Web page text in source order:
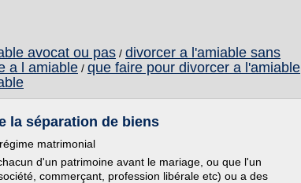
avocat ou pas / divorcer a l'amiable sans
a l amiable / que faire pour divorcer a l'amiable
la séparation de biens
matrimonial
d'un patrimoine avant le mariage, ou que l'un
commerçant, profession libérale etc) ou a des